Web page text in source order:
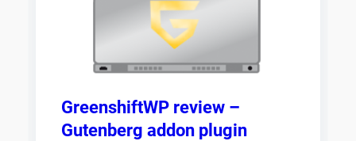
GreenshiftWP review –
Gutenberg addon plugin